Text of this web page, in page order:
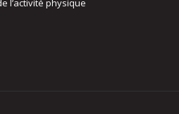
l’activité physique